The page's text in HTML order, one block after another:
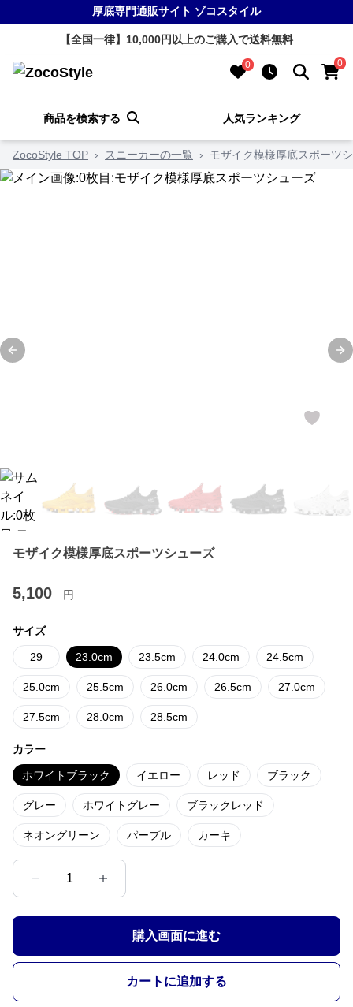
厚底専門通販サイト ゾコスタイル
【全国一律】10,000円以上のご購入で送料無料
0 0
商品を検索する 人気ランキング
ZocoStyle TOP › スニーカーの一覧 › モザイク模様厚底スポーツ
Previous slide
モザイク模様厚底スポーツシューズ
5,100 円
サイズ
29 23.0cm 23.5cm 24.0cm 24.5cm
25.0cm 25.5cm 26.0cm 26.5cm 27.0cm
27.5cm 28.0cm 28.5cm
カラー
ホワイトブラック イエロー レッド ブラック
グレー ホワイトグレー ブラックレッド
ネオングリーン パープル カーキ
1
購入画面に進む
カートに追加する